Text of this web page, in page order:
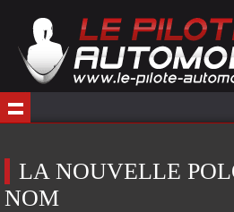
LA NOUVELLE
NOM